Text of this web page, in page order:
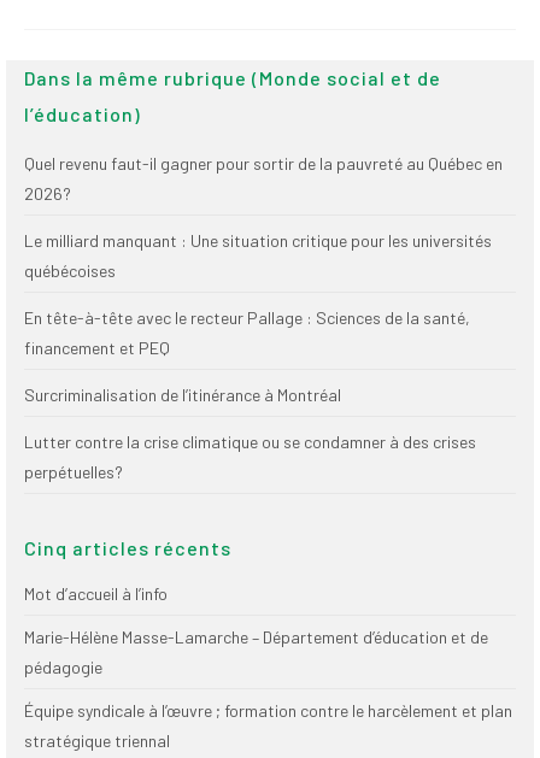
SCCUQ@
Dans la même rubrique (Monde social et de
l’éducation)
Quel revenu faut-il gagner pour sortir de la pauvreté au Québec en
2026?
Le milliard manquant : Une situation critique pour les universités
québécoises
En tête-à-tête avec le recteur Pallage : Sciences de la santé,
financement et PEQ
Surcriminalisation de l’itinérance à Montréal
Lutter contre la crise climatique ou se condamner à des crises
perpétuelles?
Cinq articles récents
Mot d’accueil à l’info
Marie-Hélène Masse-Lamarche – Département d’éducation et de
pédagogie
Équipe syndicale à l’œuvre ; formation contre le harcèlement et plan
stratégique triennal